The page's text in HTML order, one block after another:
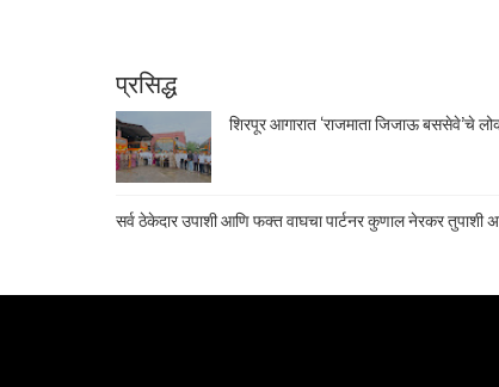
प्रसिद्ध
शिरपूर आगारात ‘राजमाता जिजाऊ बससेवे’चे
सर्व ठेकेदार उपाशी आणि फक्त वाघचा पार्टनर कुणाल नेरकर तुपाशी